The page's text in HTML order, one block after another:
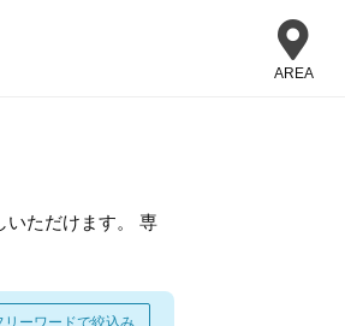
AREA
いただけます。 専
リーワードで絞込み